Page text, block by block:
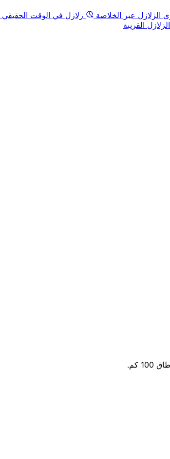
الزلازل عبر الخلاصة زلازل في الوقت الحقيقي
القريبة